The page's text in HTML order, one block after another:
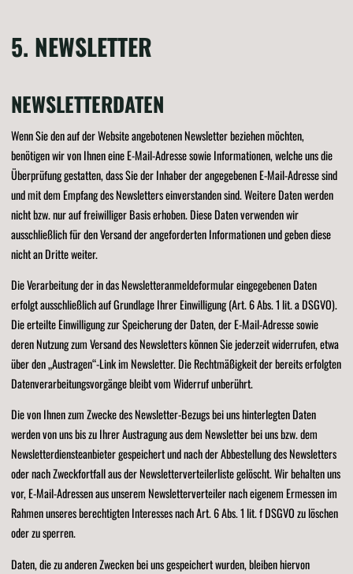
5. NEWSLETTER
NEWSLETTER­DATEN
Wenn Sie den auf der Website angebotenen Newsletter beziehen möchten,
benötigen wir von Ihnen eine E-Mail-Adresse sowie Informationen, welche uns die
Überprüfung gestatten, dass Sie der Inhaber der angegebenen E-Mail-Adresse sind
und mit dem Empfang des Newsletters einverstanden sind. Weitere Daten werden
nicht bzw. nur auf freiwilliger Basis erhoben. Diese Daten verwenden wir
ausschließlich für den Versand der angeforderten Informationen und geben diese
nicht an Dritte weiter.
Die Verarbeitung der in das Newsletteranmeldeformular eingegebenen Daten
erfolgt ausschließlich auf Grundlage Ihrer Einwilligung (Art. 6 Abs. 1 lit. a DSGVO).
Die erteilte Einwilligung zur Speicherung der Daten, der E-Mail-Adresse sowie
deren Nutzung zum Versand des Newsletters können Sie jederzeit widerrufen, etwa
über den „Austragen“-Link im Newsletter. Die Rechtmäßigkeit der bereits erfolgten
Datenverarbeitungsvorgänge bleibt vom Widerruf unberührt.
Die von Ihnen zum Zwecke des Newsletter-Bezugs bei uns hinterlegten Daten
werden von uns bis zu Ihrer Austragung aus dem Newsletter bei uns bzw. dem
Newsletterdiensteanbieter gespeichert und nach der Abbestellung des Newsletters
oder nach Zweckfortfall aus der Newsletterverteilerliste gelöscht. Wir behalten uns
vor, E-Mail-Adressen aus unserem Newsletterverteiler nach eigenem Ermessen im
Rahmen unseres berechtigten Interesses nach Art. 6 Abs. 1 lit. f DSGVO zu löschen
oder zu sperren.
Daten, die zu anderen Zwecken bei uns gespeichert wurden, bleiben hiervon